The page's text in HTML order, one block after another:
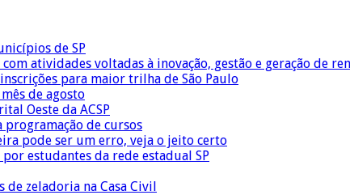
de SP
atividades voltadas à inovação, gestão e geração de
para maior trilha de São Paulo
de agosto
Oeste da ACSP
de cursos
pode ser um erro, veja o jeito certo
estudantes da rede estadual SP
de zeladoria na Casa Civil